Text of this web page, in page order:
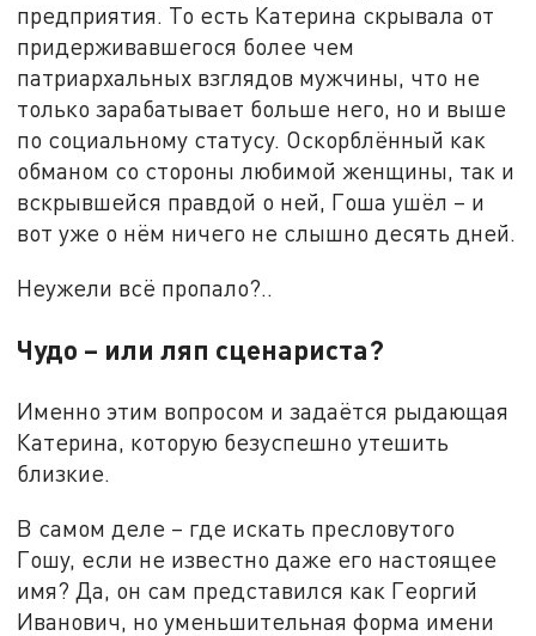
предприятия. То есть Катерина скрывала от
придерживавшегося более чем
патриархальных взглядов мужчины, что не
только зарабатывает больше него, но и выше
по социальному статусу. Оскорблённый как
обманом со стороны любимой женщины, так и
вскрывшейся правдой о ней, Гоша ушёл – и
вот уже о нём ничего не слышно десять дней.
Неужели всё пропало?..
Чудо – или ляп сценариста?
Именно этим вопросом и задаётся рыдающая
Катерина, которую безуспешно утешить
близкие.
В самом деле – где искать пресловутого
Гошу, если не известно даже его настоящее
имя? Да, он сам представился как Георгий
Иванович, но уменьшительная форма имени